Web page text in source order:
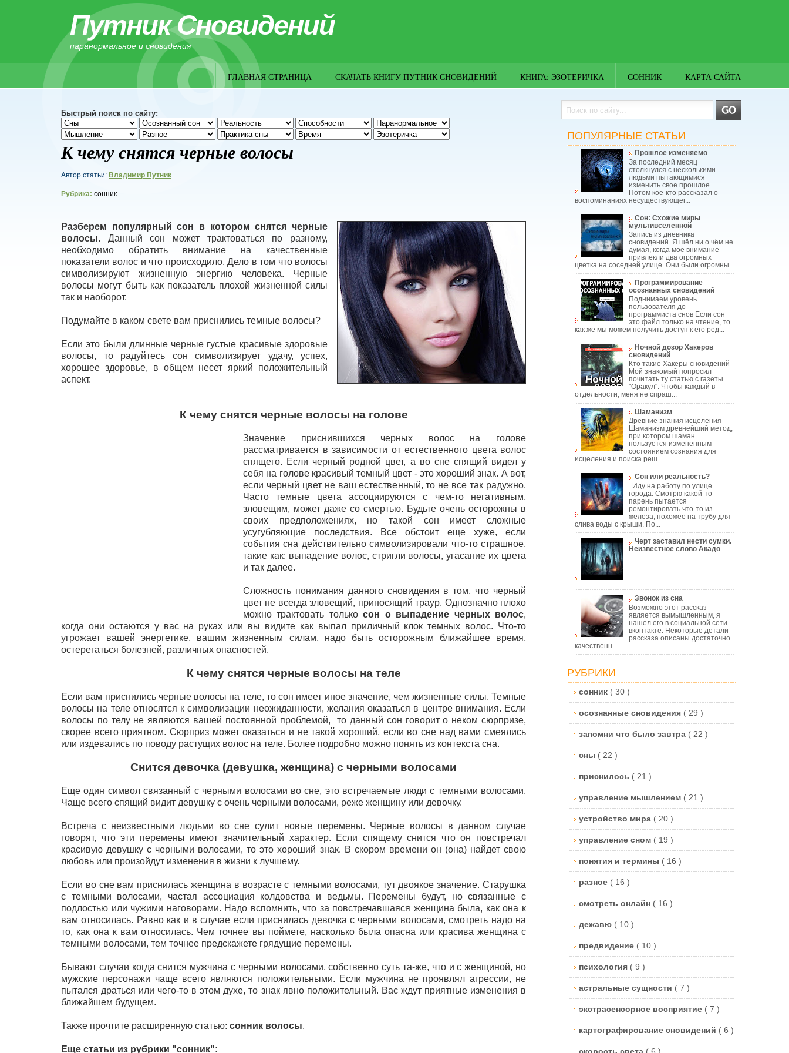
Путник Сновидений
паранормальное и сновидения
ГЛАВНАЯ СТРАНИЦА СКАЧАТЬ КНИГУ ПУТНИК СНОВИДЕНИЙ КНИГА: ЭЗОТЕРИЧКА СОННИК КАРТА САЙТА
Быстрый поиск по сайту:
К чему снятся черные волосы
Автор статьи: Владимир Путник
Рубрика: сонник
Разберем популярный сон в котором снятся черные
волосы. Данный сон может трактоваться по разному,
необходимо обратить внимание на качественные
показатели волос и что происходило. Дело в том что волосы
символизируют жизненную энергию человека. Черные
волосы могут быть как показатель плохой жизненной силы
так и наоборот.
Подумайте в каком свете вам приснились темные волосы?
Если это были длинные черные густые красивые здоровые
волосы, то радуйтесь сон символизирует удачу, успех,
хорошее здоровье, в общем несет яркий положительный
аспект.
К чему снятся черные волосы на голове
Значение приснившихся черных волос на голове
рассматривается в зависимости от естественного цвета волос
спящего. Если черный родной цвет, а во сне спящий видел у
себя на голове красивый темный цвет - это хороший знак. А вот,
если черный цвет не ваш естественный, то не все так радужно.
Часто темные цвета ассоциируются с чем-то негативным,
зловещим, может даже со смертью. Будьте очень осторожны в
своих предположениях, но такой сон имеет сложные
усугубляющие последствия. Все обстоит еще хуже, если
события сна действительно символизировали что-то страшное,
такие как: выпадение волос, стригли волосы, угасание их цвета
и так далее.
Сложность понимания данного сновидения в том, что черный
цвет не всегда зловещий, приносящий траур. Однозначно плохо
можно трактовать толькосон о выпадение черных волос,
когда они остаются у вас на руках или вы видите как выпал приличный клок темных волос. Что-то
угрожает вашей энергетике, вашим жизненным силам, надо быть осторожным ближайшее время,
остерегаться болезней, различных опасностей.
К чему снятся черные волосы на теле
Если вам приснились черные волосы на теле, то сон имеет иное значение, чем жизненные силы. Темные
волосы на теле относятся к символизации неожиданности, желания оказаться в центре внимания. Если
волосы по телу не являются вашей постоянной проблемой, то данный сон говорит о неком сюрпризе,
скорее всего приятном. Сюрприз может оказаться и не такой хороший, если во сне над вами смеялись
или издевались по поводу растущих волос на теле. Более подробно можно понять из контекста сна.
Снится девочка (девушка, женщина) с черными волосами
Еще один символ связанный с черными волосами во сне, это встречаемые люди с темными волосами.
Чаще всего спящий видит девушку с очень черными волосами, реже женщину или девочку.
Встреча с неизвестными людьми во сне сулит новые перемены. Черные волосы в данном случае
говорят, что эти перемены имеют значительный характер. Если спящему снится что он повстречал
красивую девушку с черными волосами, то это хороший знак. В скором времени он (она) найдет свою
любовь или произойдут изменения в жизни к лучшему.
Если во сне вам приснилась женщина в возрасте с темными волосами, тут двоякое значение. Старушка
с темными волосами, частая ассоциация колдовства и ведьмы. Перемены будут, но связанные с
подлостью или чужими наговорами. Надо вспомнить, что за повстречавшаяся женщина была, как она к
вам относилась. Равно как и в случае если приснилась девочка с черными волосами, смотреть надо на
то, как она к вам относилась. Чем точнее вы поймете, насколько была опасна или красива женщина с
темными волосами, тем точнее предскажете грядущие перемены.
Бывают случаи когда снится мужчина с черными волосами, собственно суть та-же, что и с женщиной, но
мужские персонажи чаще всего являются положительными. Если мужчина не проявлял агрессии, не
пытался драться или чего-то в этом духе, то знак явно положительный. Вас ждут приятные изменения в
ближайшем будущем.
Также прочтите расширенную статью: сонник волосы.
Еще статьи из рубрики "сонник":
ПОПУЛЯРНЫЕ СТАТЬИ
Прошлое изменяемо
За последний месяц
столкнулся с несколькими
людьми пытающимися
изменить свое прошлое.
Потом кое-кто рассказал о
воспоминаниях несуществующег...
Сон: Схожие миры
мультивселенной
Запись из дневника
сновидений. Я шёл ни о чём не
думая, когда моё внимание
привлекли два огромных
цветка на соседней улице. Они были огромны...
Программирование
осознанных сновидений
Поднимаем уровень
пользователя до
программиста снов Если сон
это файл только на чтение, то
как же мы можем получить доступ к его ред...
Ночной дозор Хакеров
сновидений
Кто такие Хакеры сновидений
Мой знакомый попросил
почитать ту статью с газеты
"Оракул". Чтобы каждый в
отдельности, меня не спраш...
Шаманизм
Древние знания исцеления
Шаманизм древнейший метод,
при котором шаман
пользуется измененным
состоянием сознания для
исцеления и поиска реш...
Сон или реальность?
Иду на работу по улице
города. Смотрю какой-то
парень пытается
ремонтировать что-то из
железа, похожее на трубу для
слива воды с крыши. По...
Черт заставил нести сумки.
Неизвестное слово Акадо
Звонок из сна
Возможно этот рассказ
является вымышленным, я
нашел его в социальной сети
вконтакте. Некоторые детали
рассказа описаны достаточно
качественн...
РУБРИКИ
сонник ( 30 )
осознанные сновидения ( 29 )
запомни что было завтра ( 22 )
сны ( 22 )
приснилось ( 21 )
управление мышлением ( 21 )
устройство мира ( 20 )
управление сном ( 19 )
понятия и термины ( 16 )
разное ( 16 )
смотреть онлайн ( 16 )
дежавю ( 10 )
предвидение ( 10 )
психология ( 9 )
астральные сущности ( 7 )
экстрасенсорное восприятие ( 7 )
картографирование сновидений ( 6 )